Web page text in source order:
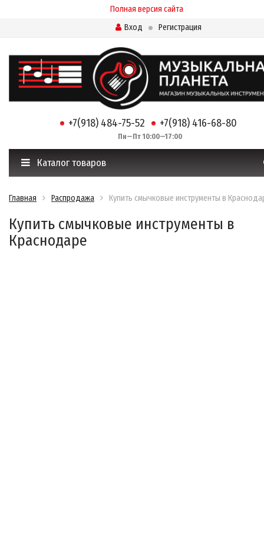
Полная версия сайта
Вход
Регистрация
+7(918) 484-75-52 +7(918) 416-68-80
Пн—Пт 10:00—17:00
Каталог товаров
Главная Распродажа Купить смычковые инструменты в
Купить смычковые инструменты в
Краснодаре